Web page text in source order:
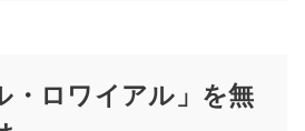
・ロワイアル」を無